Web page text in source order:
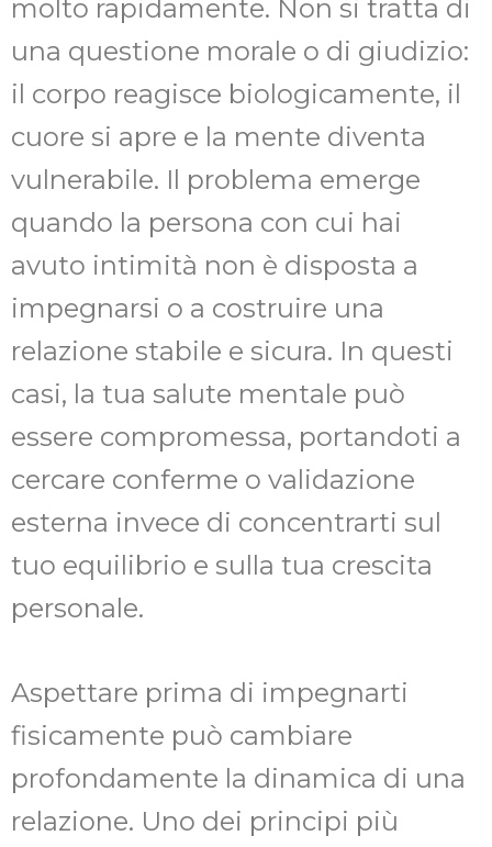
molto rapidamente. Non si tratta di
una questione morale o di giudizio:
il corpo reagisce biologicamente, il
cuore si apre e la mente diventa
vulnerabile. Il problema emerge
quando la persona con cui hai
avuto intimità non è disposta a
impegnarsi o a costruire una
relazione stabile e sicura. In questi
casi, la tua salute mentale può
essere compromessa, portandoti a
cercare conferme o validazione
esterna invece di concentrarti sul
tuo equilibrio e sulla tua crescita
personale.
Aspettare prima di impegnarti
fisicamente può cambiare
profondamente la dinamica di una
relazione. Uno dei principi più